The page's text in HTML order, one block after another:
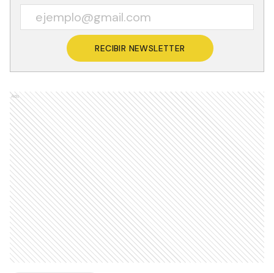
RECIBIR NEWSLETTER
Ads